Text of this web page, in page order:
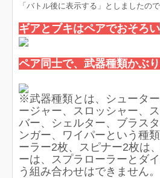
「バトル後に表示する」としましたの
ギアとブキはペアでおそろい
ペア同士で、武器種類かぶ
※武器種類とは、シュータ
ージャー、スロッシャー、
バー、シェルター、ブラス
ンガー、ワイパーという種
ーラー2枚、スピナー2枚は
ーは、スプラローラーとダ
う組み合わせはできません。